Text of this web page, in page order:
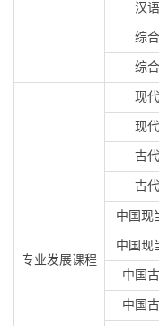
汉
综
综
专业发展课程
现
现
古
古
中国现
中国现
中国
中国